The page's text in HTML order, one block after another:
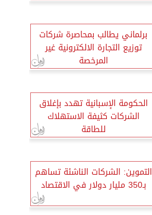
برلماني يطالب بمحاصرة شركات
توزيع التجارة الالكترونية غير
المرخصة
الحكومة الإسبانية تهدد بإغلاق
الشركات كثيفة الاستهلاك
للطاقة
التموين: الشركات الناشئة تساهم
بـ350 مليار دولار في الاقتصاد